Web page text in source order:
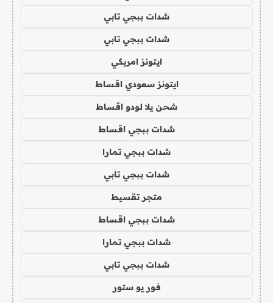
شدات ببجي تابي
شدات ببجي تابي
ايتونز امريكي
ايتونز سعودي اقساط
شحن يلا لودو اقساط
شدات ببجي اقساط
شدات ببجي تمارا
شدات ببجي تابي
متجر تقسيط
شدات ببجي اقساط
شدات ببجي تمارا
شدات ببجي تابي
فور يو ستور